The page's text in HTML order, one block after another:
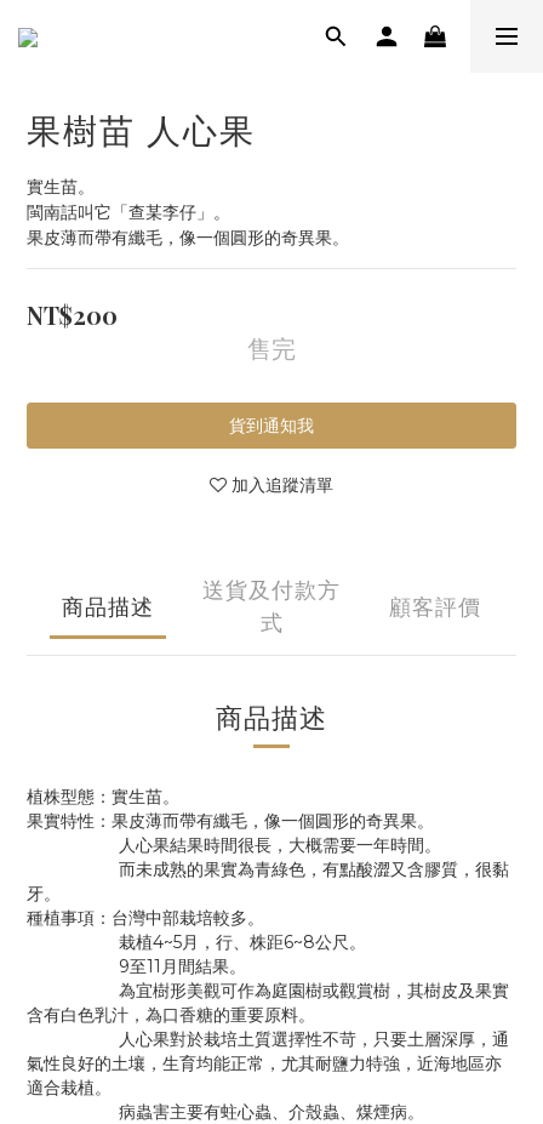
果樹苗 人心果
實生苗。
閩南話叫它「查某李仔」。
果皮薄而帶有纖毛，像一個圓形的奇異果。
NT$200
售完
貨到通知我
加入追蹤清單
商品描述
送貨及付款方
式
顧客評價
商品描述
植株型態：實生苗。
果實特性：果皮薄而帶有纖毛，像一個圓形的奇異果。
人心果結果時間很長，大概需要一年時間。
而未成熟的果實為青綠色，有點酸澀又含膠質，很黏
牙。
種植事項：台灣中部栽培較多。
栽植4~5月，行、株距6~8公尺。
9至11月間結果。
為宜樹形美觀可作為庭園樹或觀賞樹，其樹皮及果實
含有白色乳汁，為口香糖的重要原料。
人心果對於栽培土質選擇性不苛，只要土層深厚，通
氣性良好的土壤，生育均能正常，尤其耐鹽力特強，近海地區亦
適合栽植。
病蟲害主要有蛀心蟲、介殼蟲、煤煙病。